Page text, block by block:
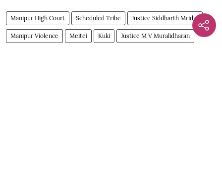
Manipur High Court Scheduled Tribe Justice Siddharth Mridul
Manipur Violence Meitei Kuki Justice M V Muralidharan